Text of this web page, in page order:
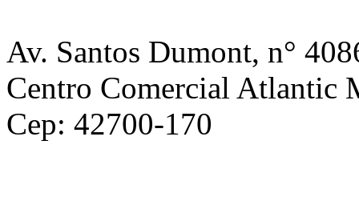
Av. Santos Dumont, n°
Centro Comercial Atlantic
Cep: 42700-170